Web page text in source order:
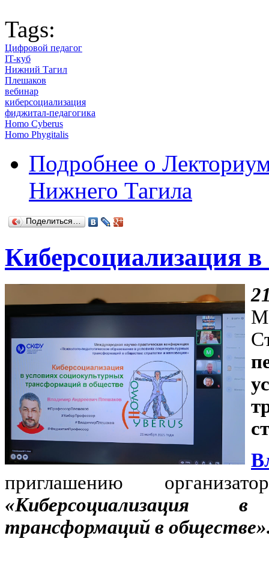
Tags:
Цифровой педагог
IT-куб
Нижний Тагил
Плешаков
вебинар
киберсоциализация
фиджитал-педагогика
Homo Cyberus
Homo Phygitalis
Подробнее о
Нижнего Тагила
Поделиться…
Киберсоциализация
приглашению
«Киберсоциализация
трансформаций в